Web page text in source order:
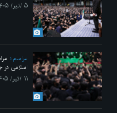
۵ /تیر/ ۱۴۰۵
مراسم
اسلامی در
۱۱ /تیر/ ۱۴۰۵